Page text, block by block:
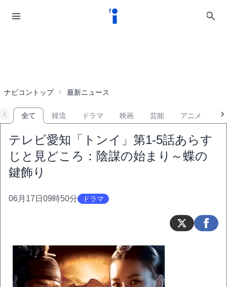
ナビコントップ 最新ニュース
全て 韓流 ドラマ 映画 芸能 アニメ
テレビ愛知「トンイ」第1-5話あらす
じと見どころ：陰謀の始まり～蝶の
鍵飾り
06月17日09時50分 ドラマ